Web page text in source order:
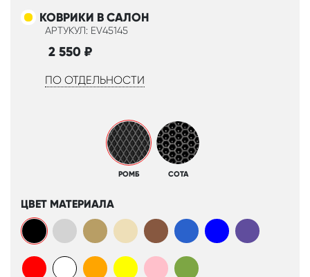
КОВРИКИ В САЛОН
АРТУКУЛ: EV45145
2 550 ₽
ПО ОТДЕЛЬНОСТИ
РОМБ СОТА
ЦВЕТ МАТЕРИАЛА